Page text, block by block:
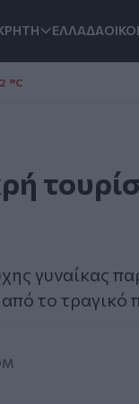
ΕΛΛΑΔΑ
°C
γυναίκας
το τραγικό